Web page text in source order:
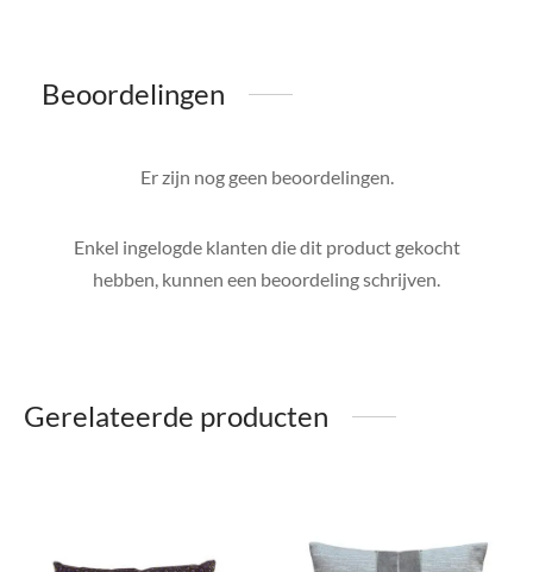
Beoordelingen
Er zijn nog geen beoordelingen.
Enkel ingelogde klanten die dit product gekocht
hebben, kunnen een beoordeling schrijven.
Gerelateerde producten